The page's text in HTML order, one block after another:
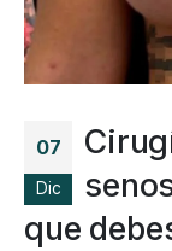
07
Dic
que